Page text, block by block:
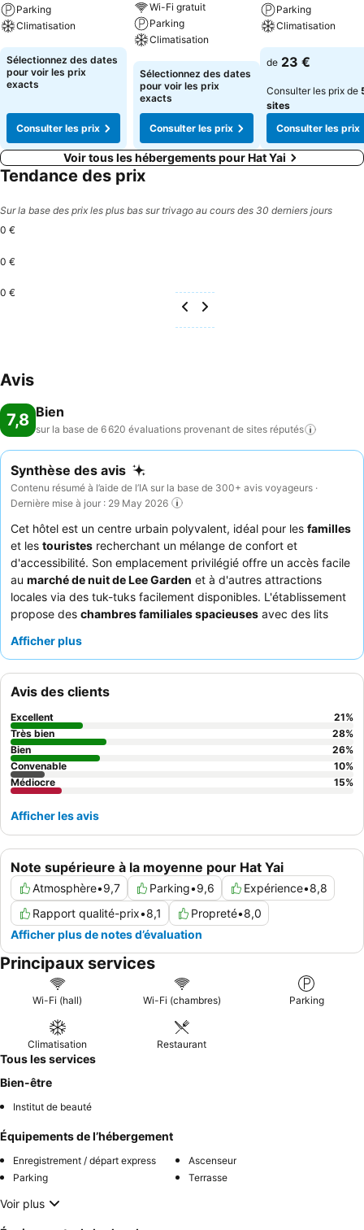
Parking
Climatisation
Consulter les prix
Sélectionnez des dates
pour voir les prix
exacts
Consulter les prix
Wi-Fi gratuit
Parking
Climatisation
Consulter les prix
Sélectionnez des dates
pour voir les prix
exacts
Consulter les prix
Parking
Climatisation
Consulter les
de 23 €
Consulter les prix de
sites
Consulter les prix
Voir tous les hébergements pour Hat Yai
Tendance des prix
Sur la base des prix les plus bas sur trivago au cours des 30 derniers jours
0 €
0 €
0 €
Avis
7,8 Bien
sur la base de 6 620 évaluations provenant de sites réputés
Synthèse des avis
Contenu résumé à l’aide de l’IA sur la base de 300+ avis voyageurs ·
Dernière mise à jour : 29 May 2026
Cet hôtel est un centre urbain polyvalent, idéal pour les familles
et les touristes recherchant un mélange de confort et
d'accessibilité. Son emplacement privilégié offre un accès facile
au marché de nuit de Lee Garden et à d'autres attractions
locales via des tuk-tuks facilement disponibles. L'établissement
propose des chambres familiales spacieuses avec des lits
clients. Le personnel, en particulier l'
efficacité, complétant le
restaurant shabu-shabu sur place. Pour ceux qui voyagent avec
un véhicule, le
considérable.
Afficher plus
Note supérieure à la moyenne pour Hat Yai
Atmosphère•9,7 Parking•9,6 Expérience•8,8
Rapport qualité-prix•8,1 Propreté•8,0
Afficher plus de notes d’évaluation
Avis des clients
Excellent 21%
Très bien
28%
Bien
26%
Convenable
10%
Médiocre
15%
Afficher les avis
Principaux services
Wi-Fi (hall) Wi-Fi (chambres) Parking
Climatisation Restaurant
Tous les services
Bien-être
Institut de beauté
Équipements de l’hébergement
Enregistrement / départ express
Ascenseur
Parking
Terrasse
Voir plus